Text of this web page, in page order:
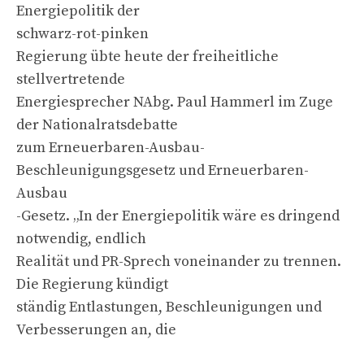
Energiepolitik der
schwarz-rot-pinken
Regierung übte heute der freiheitliche
stellvertretende
Energiesprecher NAbg. Paul Hammerl im Zuge
der Nationalratsdebatte
zum Erneuerbaren-Ausbau-
Beschleunigungsgesetz und Erneuerbaren-
Ausbau
-Gesetz. „In der Energiepolitik wäre es dringend
notwendig, endlich
Realität und PR-Sprech voneinander zu trennen.
Die Regierung kündigt
ständig Entlastungen, Beschleunigungen und
Verbesserungen an, die